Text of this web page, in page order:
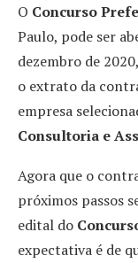
O Concurso
Paulo, pode ser
dezembro de
o extrato da
empresa
Consultoria e
Agora que o
próximos passos
edital do
expectativa é de